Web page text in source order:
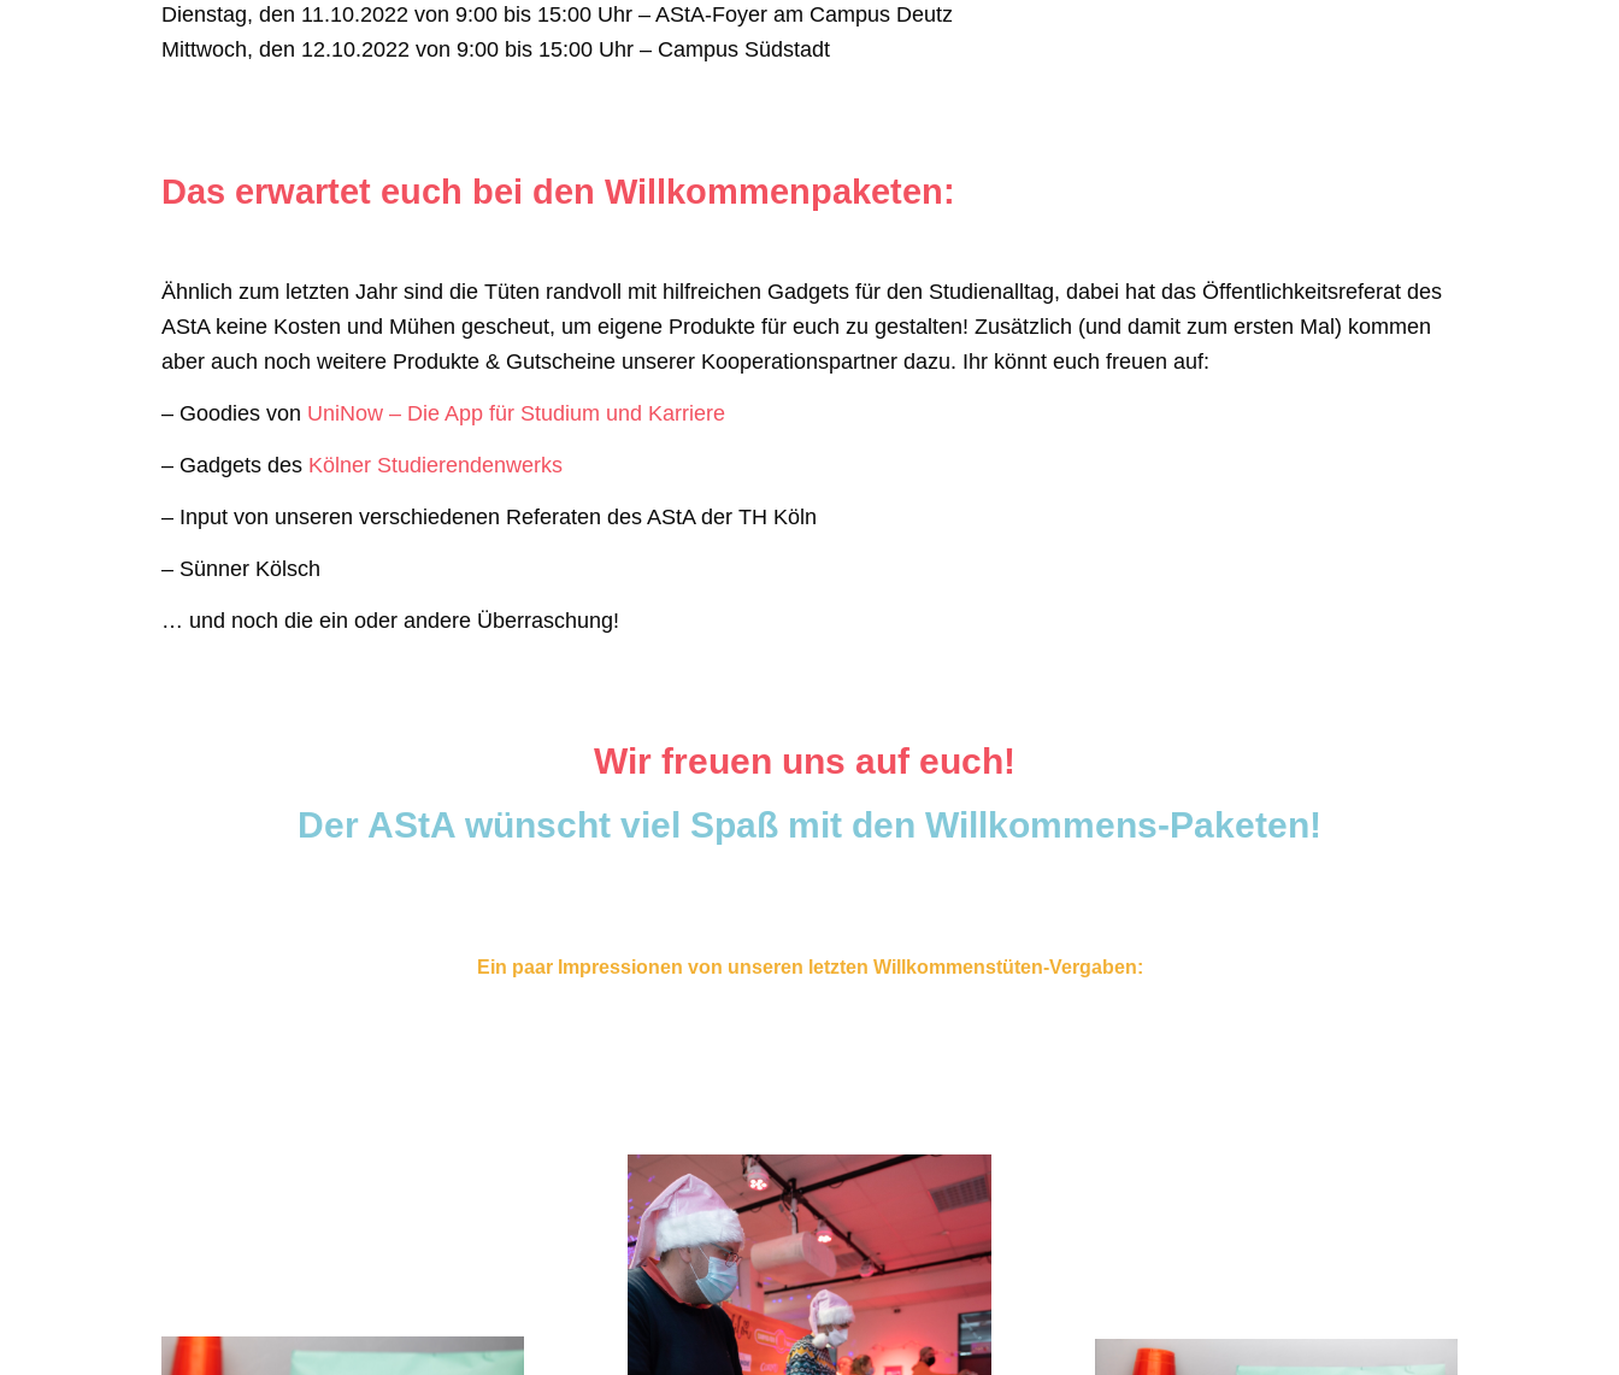
Dienstag, den 11.10.2022 von 9:00 bis 15:00 Uhr – AStA-Foyer am Campus Deutz
Mittwoch, den 12.10.2022 von 9:00 bis 15:00 Uhr – Campus Südstadt
Das erwartet euch bei den Willkommenpaketen:
Ähnlich zum letzten Jahr sind die Tüten randvoll mit hilfreichen Gadgets für den Studienalltag, dabei hat das Öffentlichkeitsreferat des
AStA keine Kosten und Mühen gescheut, um eigene Produkte für euch zu gestalten! Zusätzlich (und damit zum ersten Mal) kommen
aber auch noch weitere Produkte & Gutscheine unserer Kooperationspartner dazu. Ihr könnt euch freuen auf:
– Goodies von UniNow – Die App für Studium und Karriere
– Gadgets des Kölner Studierendenwerks
– Input von unseren verschiedenen Referaten des AStA der TH Köln
– Sünner Kölsch
… und noch die ein oder andere Überraschung!
Wir freuen uns auf euch!
Der AStA wünscht viel Spaß mit den Willkommens-Paketen!
Ein paar Impressionen von unseren letzten Willkommenstüten-Vergaben: